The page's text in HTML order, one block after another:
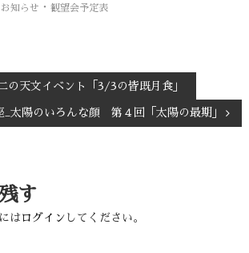
お知らせ ・ 観望会予定表
の天文イベント「3/3の皆既月食」
_太陽のいろんな顔 第４回「太陽の最期」
す
は ログイン してください。